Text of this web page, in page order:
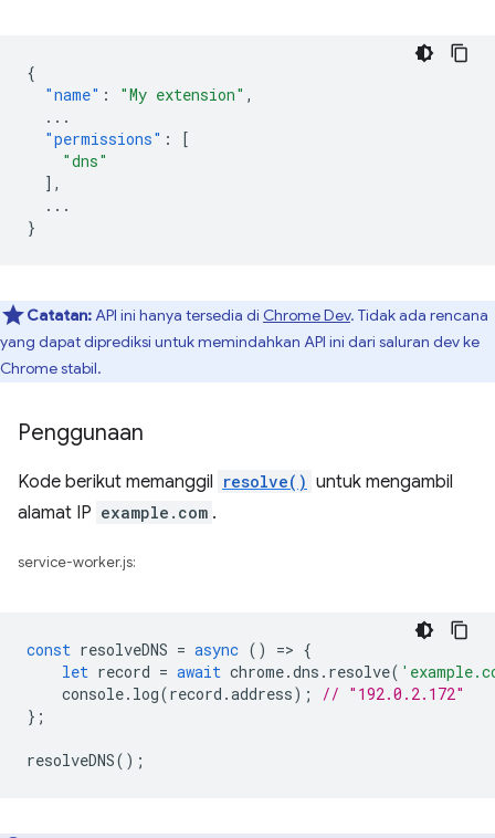
{
"name" : "My extension" ,
...
"permissions" :
[
"dns"
],
...
}
Catatan:API ini hanya tersedia di Chrome Dev. Tidak ada rencana
yang dapat diprediksi untuk memindahkan API ini dari saluran dev ke
Chrome stabil.
Penggunaan
Kode berikut memanggil resolve() untuk mengambil
alamat IP example.com .
service-worker.js:
const resolveDNS = async () => {
let record = await chrome.dns . resolve(
console. log(record .address);
// "192.0.2.172"
};
resolveDNS();